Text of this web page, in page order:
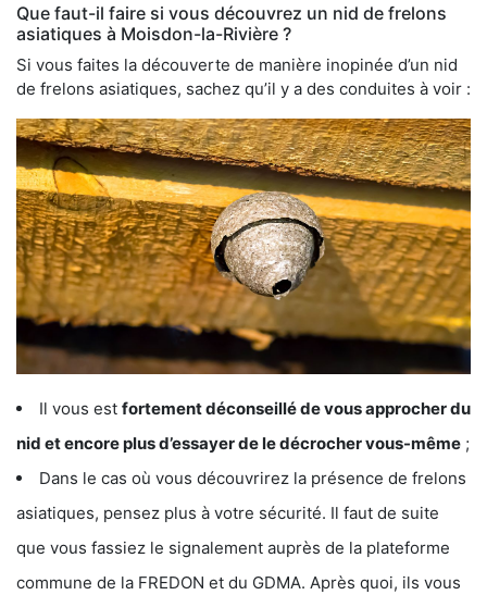
Que faut-il faire si vous découvrez un nid de frelons
asiatiques à Moisdon-la-Rivière ?
Si vous faites la découverte de manière inopinée d’un nid
de frelons asiatiques, sachez qu’il y a des conduites à voir :
Il vous est fortement déconseillé de vous approcher du
nid et encore plus d’essayer de le décrocher vous-même ;
Dans le cas où vous découvrirez la présence de frelons
asiatiques, pensez plus à votre sécurité. Il faut de suite
que vous fassiez le signalement auprès de la plateforme
commune de la FREDON et du GDMA. Après quoi, ils vous